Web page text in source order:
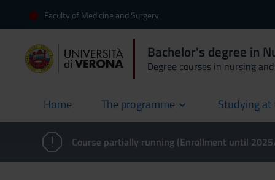
Faculty of Medicine and Surgery
Bachelor's degree in
Degree courses in nursing
Home
current The programme Studying
Course partially running (Enrollment until